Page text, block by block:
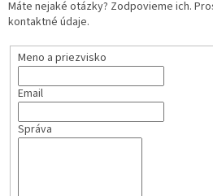
Máte nejaké otázky? Zodpovieme ich.
kontaktné údaje.
Meno a priezvisko
Email
Správa